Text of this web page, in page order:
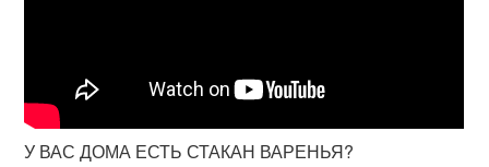
У ВАС ДОМА ЕСТЬ СТАКАН ВАРЕНЬЯ?